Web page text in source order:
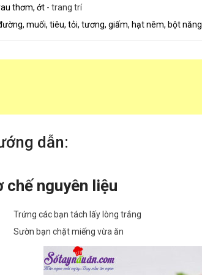
thơm, ớt - trang trí
muối, tiêu, tỏi, tương, giấm, hạt nêm, bột năng
dẫn:
chế nguyên liệu
các bạn tách lấy lòng trắng
bạn chặt miếng vừa ăn